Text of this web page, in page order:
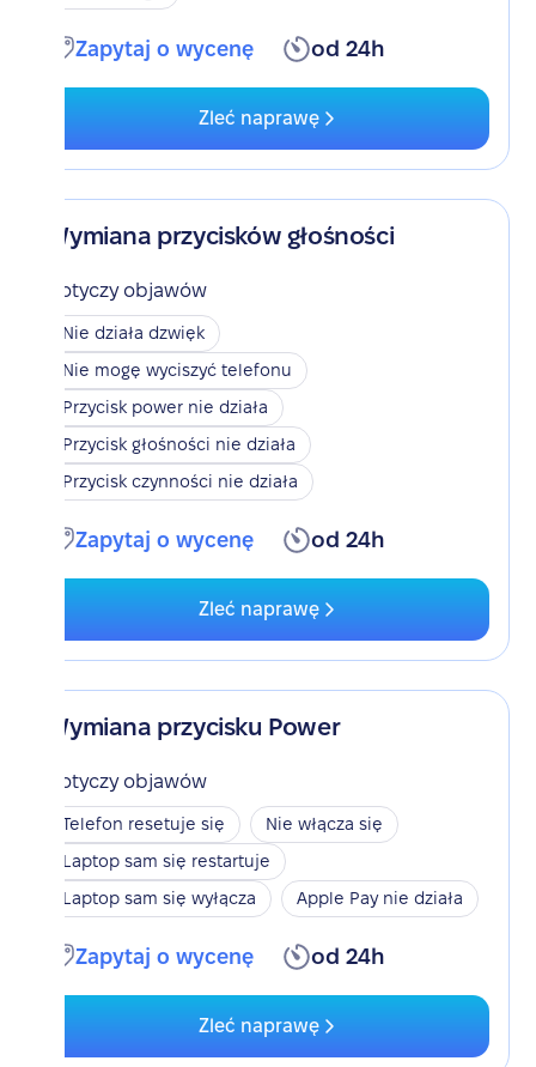
Zapytaj o wycenę od 24h
Zleć naprawę
Wymiana przycisków głośności
Dotyczy objawów
Nie działa dzwięk
Nie mogę wyciszyć telefonu
Przycisk power nie działa
Przycisk głośności nie działa
Przycisk czynności nie działa
Zapytaj o wycenę od 24h
Zleć naprawę
Wymiana przycisku Power
Dotyczy objawów
Telefon resetuje się
Nie włącza się
Laptop sam się restartuje
Laptop sam się wyłącza
Apple Pay nie działa
Zapytaj o wycenę od 24h
Zleć naprawę